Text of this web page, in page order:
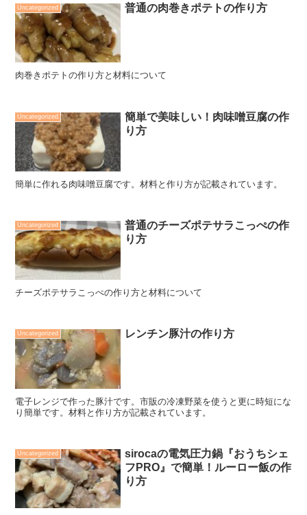
Uncategorized 普通の肉巻きポテトの作り方
肉巻きポテトの作り方と材料について
Uncategorized
簡単で美味しい！肉味噌豆腐の作
り方
簡単に作れる肉味噌豆腐です。材料と作り方が記載されています。
Uncategorized
普通のチーズポテサラこっぺの作
り方
チーズポテサラこっぺの作り方と材料について
Uncategorized レンチン豚汁の作り方
電子レンジで作った豚汁です。市販の冷凍野菜を使うと更に時短にな
り簡単です。材料と作り方が記載されています。
Uncategorized
sirocaの電気圧力鍋『おうちシェ
フPRO』で簡単！ルーロー飯の作
り方